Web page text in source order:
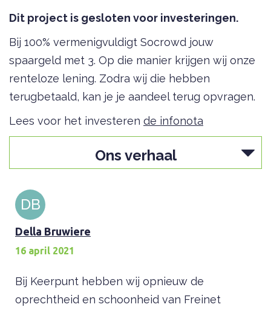
Dit project is gesloten voor investeringen.
Bij 100% vermenigvuldigt Socrowd jouw
spaargeld met 3. Op die manier krijgen wij onze
renteloze lening. Zodra wij die hebben
terugbetaald, kan je je aandeel terug opvragen.
Lees voor het investeren de infonota
Ons verhaal
DB
Della Bruwiere
16 april 2021
Bij Keerpunt hebben wij opnieuw de
oprechtheid en schoonheid van Freinet